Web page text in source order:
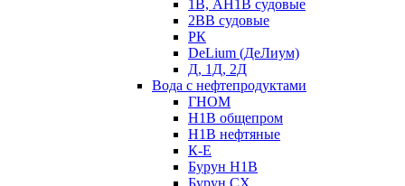
1В, АН1В судовые
2ВВ судовые
РК
DeLium (ДеЛиум)
Д, 1Д, 2Д
Вода с нефтепродуктами
ГНОМ
Н1В общепром
Н1В нефтяные
К-Е
Бурун Н1В
Бурун СХ